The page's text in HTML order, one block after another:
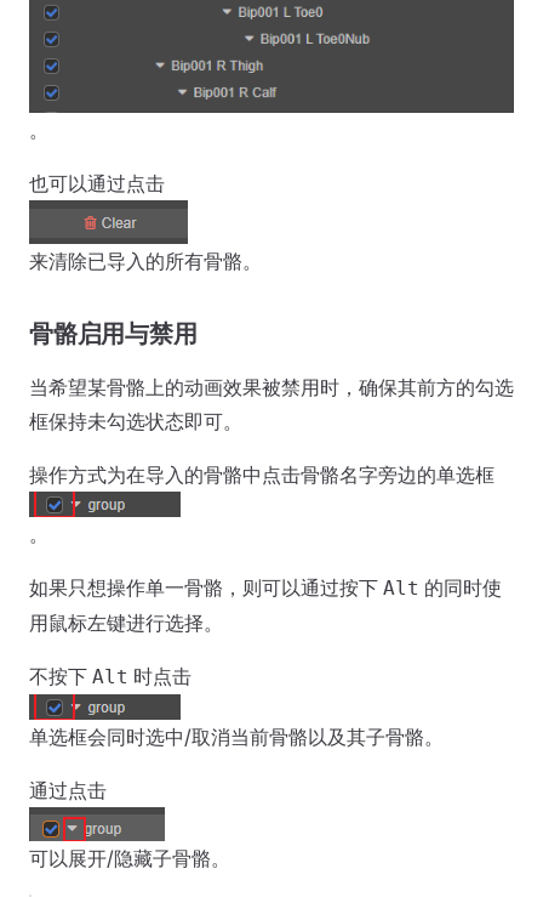
。
也可以通过点击
来清除已导入的所有骨骼。
骨骼启用与禁用
当希望某骨骼上的动画效果被禁用时，确保其前方的勾选
框保持未勾选状态即可。
操作方式为在导入的骨骼中点击骨骼名字旁边的单选框
。
如果只想操作单一骨骼，则可以通过按下 Alt 的同时使
用鼠标左键进行选择。
不按下 Alt 时点击
单选框会同时选中/取消当前骨骼以及其子骨骼。
通过点击
可以展开/隐藏子骨骼。